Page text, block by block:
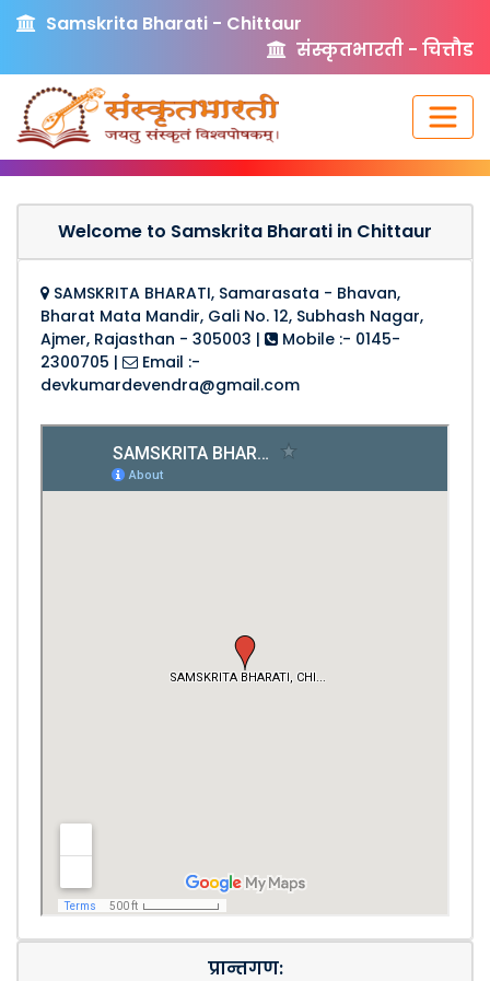
Samskrita Bharati - Chittaur
संस्कृतभारती - चित्तौड
Welcome to Samskrita Bharati in Chittaur
SAMSKRITA BHARATI, Samarasata - Bhavan,
Bharat Mata Mandir, Gali No. 12, Subhash Nagar,
Ajmer, Rajasthan - 305003 |
Mobile :- 0145-
2300705 |
Email :-
devkumardevendra@gmail.com
प्रान्तगण: